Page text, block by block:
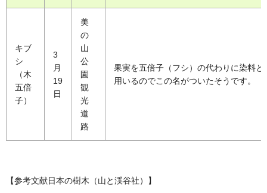
キブ
シ
（木
五倍
子）
3
月
19
日
美
の
山
公
園
観
光
道
路
果実を五倍子（フシ）の代わりに染料と
用いるのでこの名がついたそうです。
【参考文献日本の樹木（山と渓谷社）】